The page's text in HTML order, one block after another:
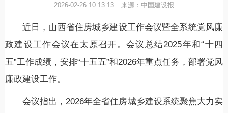
2026-02-26 10:13:13 来源：中国建设报
近日，山西省住房城乡建设工作会议暨全系统党风廉
政建设工作会议在太原召开。会议总结2025年和“十四
五”工作成绩，安排“十五五”和2026年重点任务，部署党风
廉政建设工作。
会议指出，2026年全省住房城乡建设系统聚焦大力实